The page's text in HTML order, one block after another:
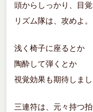
頭からしっかり、目覚
リズム隊は、攻めよ。
浅く椅子に座るとか
陶酔して弾くとか
視覚効果も期待しまし
三連符は、元々持つ